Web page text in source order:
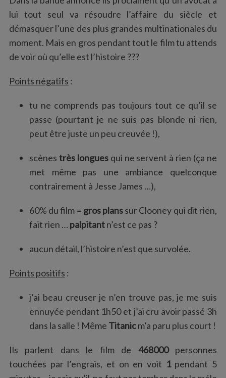
lui tout seul va résoudre l’affaire du siècle et
démasquer l’une des plus grandes multinationales du
moment. Mais en gros pendant tout le film tu attends
de voir où qu’elle est l’histoire ???
Points négatifs :
tu ne comprends pas toujours tout ce qu’il se
passe (pourtant je ne suis pas blonde ni rien,
peut être juste un peu creuvée !),
scènes très longuesqui ne servent à rien (ça ne
met même pas une ambiance quelconque
contrairement à Jesse James …),
60% du film = gros planssur Clooney qui dit rien,
fait rien … palpitantn’est ce pas ?
aucun détail, l’histoire n’est que survolée.
Points positifs :
j’ai beau creuser je n’en trouve pas, je me suis
ennuyée pendant 1h50 et j’ai cru avoir passé 3h
dans la salle ! Même Titanicm’a paru plus court !
Ils parlent dans le film de 468000personnes
touchées par l’engrais, et on en voit 1pendant 5